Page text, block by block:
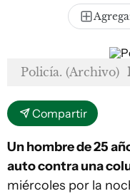
Policía. (Archivo)
Compartir
Un hombre de 25
auto contra una
miércoles por la